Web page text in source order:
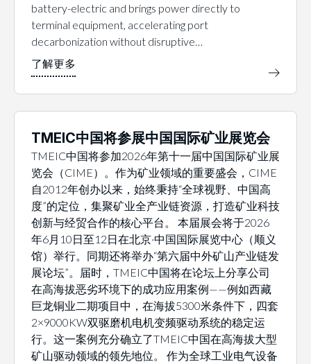
battery-electric and brings power directly to
terminal equipment, accelerating port
decarbonization without disruptive…
TMEIC中国将参展中国国际矿业展览会
TMEIC中国将参加2026年第十一届中国国际矿业展
览会（CIME）。作为矿业领域的重要盛会，CIME
自2012年创办以来，始终秉持“全球视野、中国高
度”的定位，集聚矿业全产业链资源，打造矿业科技
创新与经贸合作的核心平台。 本届展会将于2026
年6月10日至12日在北京·中国国际展览中心（顺义
馆）举行。同期还将举办“第六届中外矿山产业链发
展论坛”。届时，TMEIC中国将在论坛上分享公司
在高海拔恶劣环境下的成功应用案例——例如西藏
巨龙铜业二期项目中，在海拔5300米条件下，四套
2×9000KW双驱磨机电机变频驱动系统的稳定运
行。这一案例充分确立了TMEIC中国在高海拔大型
矿山驱动领域的领先地位。 作为全球工业电气设备